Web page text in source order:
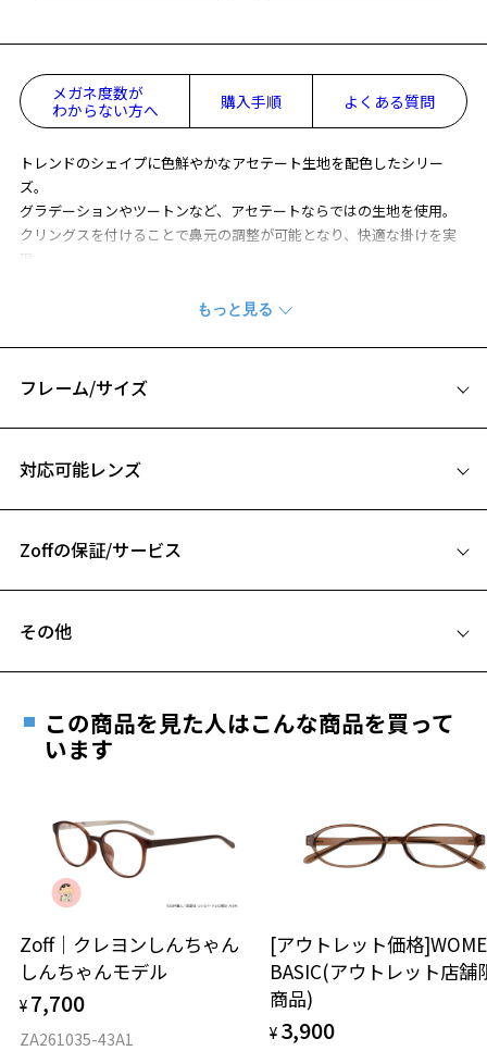
お気に入り
お気に入りリストは
こちら
メガネ度数が
わからない方へ
購入手順 よくある質問
トレンドのシェイプに色鮮やかなアセテート生地を配色したシリー
ズ。
グラデーションやツートンなど、アセテートならではの生地を使用。
クリングスを付けることで鼻元の調整が可能となり、快適な掛けを実
現。
※柄や色味の出方に個体差があり、画像と異なる場合がございます。
CLASSIC(クラシック) 特集ページをみる
※アウトレット商品は、販売から一定期間経過した商品などです。キ
ズ、汚れなどがあるB級品ではございません。
フレーム/サイズ
B ブリッジ(鼻部分)の横幅：24mm
仕上がり寸法
D 仕上がりの横幅：約139mm
対応可能レンズ
フレームとレンズの合計料金を知りたい方へ
Zoffの保証/サービス
安心1 フレーム１年間品質保証
きます。
※保証期間内に交換が行われた場合、保証期間は初期の期間から
延長されません。
安心2 視力測定無料
視力の変化を早めに発見するために、定期的な視
力測定をおすすめいたします。
その他
ご希望のお客さまは、「レンズ交換券」をお選びのうえ、
最寄りのZoff実店舗にてレンズをお買い求めください。
※サングラスやパッケージ品では「レンズ交換券」はお選び
談ください。
＜メガネの度数情報がわからない方へ＞
オンラインストアでフレームのみ購入して、
実店舗で度付きにできます
ご購入時に「レンズ交換券」をお選びいただくと、実店舗で
度数を測定のうえ、度付きレンズ（標準セットレンズ）へ無
この商品を見た人はこんな商品を買って
います
Zoff｜クレヨンしんちゃん
しんちゃんモデル
¥ 7,700
ZA261035-43A1
[アウトレット価格
BASIC(アウトレット店舗
商品)
¥ 3,900